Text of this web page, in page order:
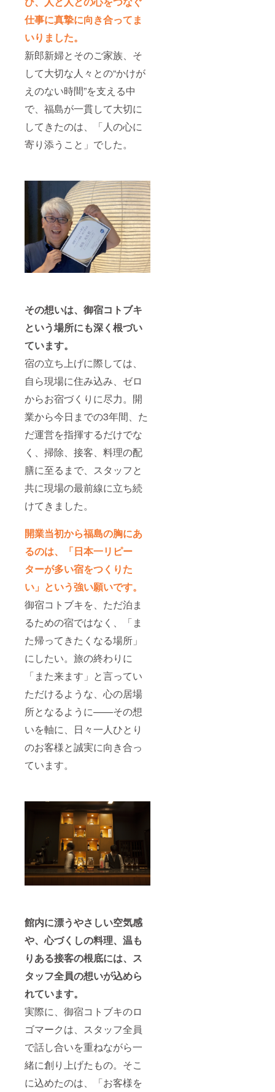
仕事に真摯に向き合ってま
いりました。
新郎新婦とそのご家族、そ
して大切な人々との“かけが
えのない時間”を支える中
で、福島が一貫して大切に
してきたのは、「人の心に
寄り添うこと」でした。
その想いは、御宿コトブキ
という場所にも深く根づい
ています。
宿の立ち上げに際しては、
自ら現場に住み込み、ゼロ
からお宿づくりに尽力。開
業から今日までの3年間、た
だ運営を指揮するだけでな
く、掃除、接客、料理の配
膳に至るまで、スタッフと
共に現場の最前線に立ち続
けてきました。
開業当初から福島の胸にあ
るのは、「日本一リピー
ターが多い宿をつくりた
い」という強い願いです。
御宿コトブキを、ただ泊ま
るための宿ではなく、「ま
た帰ってきたくなる場所」
にしたい。旅の終わりに
「また来ます」と言ってい
ただけるような、心の居場
所となるように——その想
いを軸に、日々一人ひとり
のお客様と誠実に向き合っ
ています。
館内に漂うやさしい空気感
や、心づくしの料理、温も
りある接客の根底には、ス
タッフ全員の想いが込めら
れています。
実際に、御宿コトブキのロ
ゴマークは、スタッフ全員
で話し合いを重ねながら一
緒に創り上げたもの。そこ
に込めたのは、「お客様を